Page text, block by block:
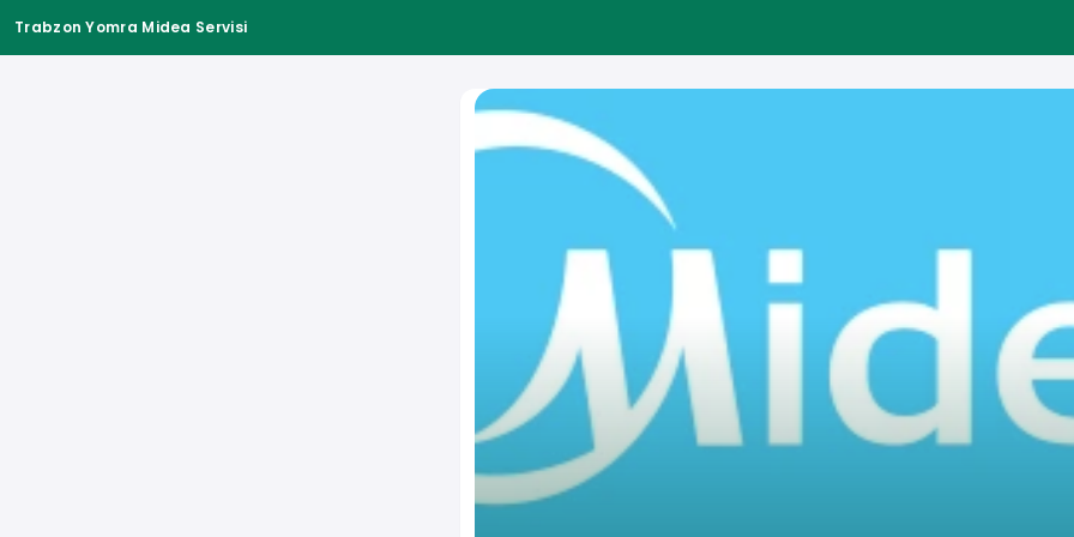
Trabzon Yomra Midea Servisi